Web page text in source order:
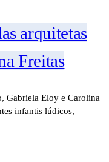
arquitetas
Freitas
Gabriela Eloy e Carolina
infantis lúdicos,